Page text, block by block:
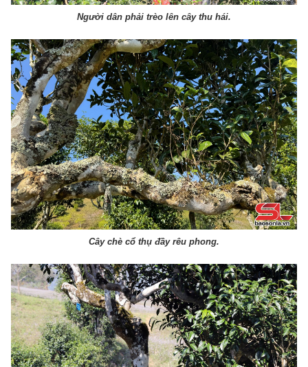
Người dân phải trèo lên cây thu hái.
Cây chè cổ thụ đầy rêu phong.